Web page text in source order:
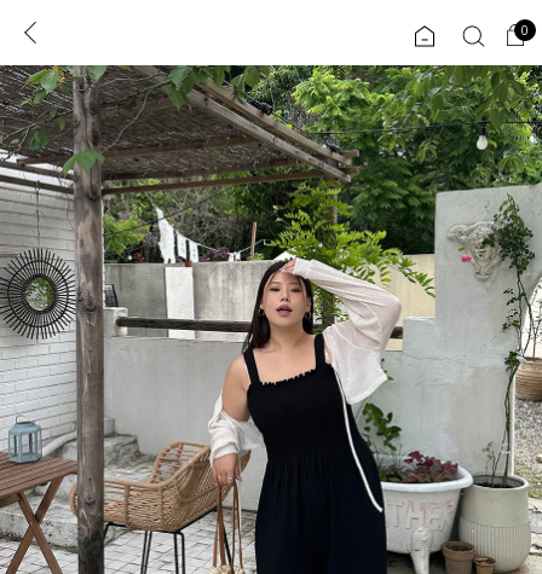
로그인 0
ENG
TW
JP
콘텐츠 리뷰 & 혜택 플러스핏 회원혜택
CATEGORY COMMUNITY
도착보장⚡
인플루언서 pick!
신상 5%
베스트
MADE
ALL
익스클루시브
0